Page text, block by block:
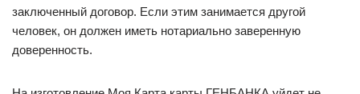
заключенный договор. Если этим занимается другой
человек, он должен иметь нотариально заверенную
доверенность.